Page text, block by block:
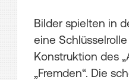
Bilder spielten in
eine
Konstruktion des
„Fremden“. Die